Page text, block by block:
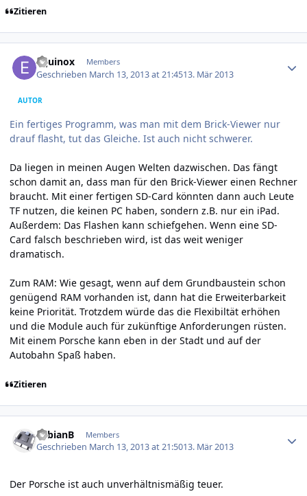
Zitieren
Equinox Members
Geschrieben March 13, 2013 at 21:4513. Mär 2013
AUTOR
Ein fertiges Programm, was man mit dem Brick-Viewer nur
drauf flasht, tut das Gleiche. Ist auch nicht schwerer.
Da liegen in meinen Augen Welten dazwischen. Das fängt
schon damit an, dass man für den Brick-Viewer einen Rechner
braucht. Mit einer fertigen SD-Card könnten dann auch Leute
TF nutzen, die keinen PC haben, sondern z.B. nur ein iPad.
Außerdem: Das Flashen kann schiefgehen. Wenn eine SD-
Card falsch beschrieben wird, ist das weit weniger
dramatisch.
Zum RAM: Wie gesagt, wenn auf dem Grundbaustein schon
genügend RAM vorhanden ist, dann hat die Erweiterbarkeit
keine Priorität. Trotzdem würde das die Flexibiltät erhöhen
und die Module auch für zukünftige Anforderungen rüsten.
Mit einem Porsche kann eben in der Stadt und auf der
Autobahn Spaß haben.
Zitieren
FabianB Members
Geschrieben March 13, 2013 at 21:5013. Mär 2013
Der Porsche ist auch unverhältnismäßig teuer.